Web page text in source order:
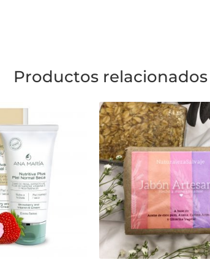
Productos relacionados